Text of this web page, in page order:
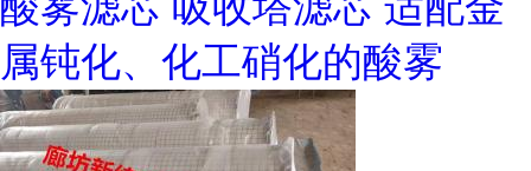
属钝化、化工硝化的酸雾